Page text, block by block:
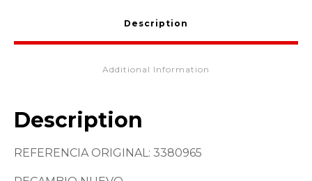
Description
Additional Information
Description
REFERENCIA ORIGINAL: 3380965